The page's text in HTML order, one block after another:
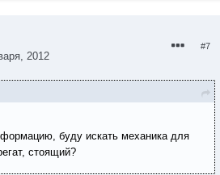
2012
#7
буду искать механика для
стоящий?